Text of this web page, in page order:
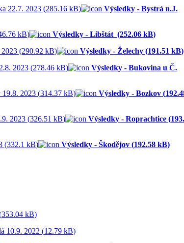
22.7. 2023 (285.16 kB)
Výsledky - Bystrá n.J.
kB) Výsledky - Libštát (252.06 kB)
(290.92 kB) Výsledky - Želechy (191.51 kB)
2023 (278.46 kB)
Výsledky - Bukovina u Č.
19.8. 2023 (314.37 kB) Výsledky - Bozkov (
2023 (326.51 kB) Výsledky - Roprachtice (
(332.1 kB) Výsledky - Škodějov (192.58 kB)
353.04 kB)
10.9. 2022 (12.79 kB)